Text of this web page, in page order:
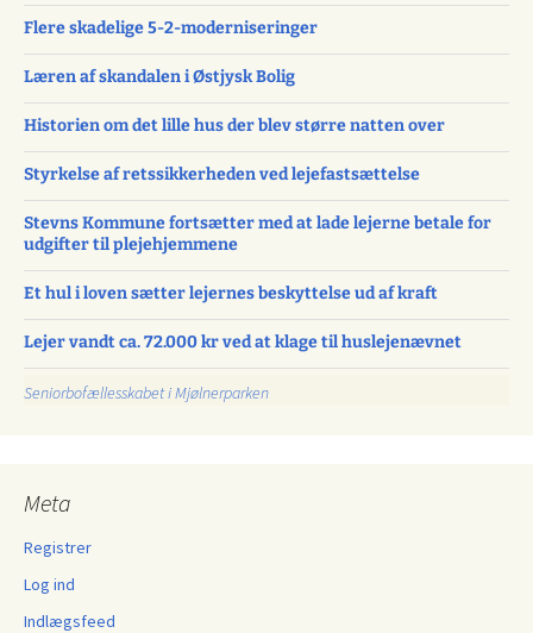
Flere skadelige 5-2-moderniseringer
Læren af skandalen i Østjysk Bolig
Historien om det lille hus der blev større natten over
Styrkelse af retssikkerheden ved lejefastsættelse
Stevns Kommune fortsætter med at lade lejerne betale for
udgifter til plejehjemmene
Et hul i loven sætter lejernes beskyttelse ud af kraft
Lejer vandt ca. 72.000 kr ved at klage til huslejenævnet
Seniorbofællesskabet i Mjølnerparken
Meta
Registrer
Log ind
Indlægsfeed